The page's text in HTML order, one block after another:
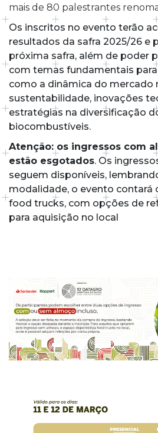
mais de 80 palestrantes
Os inscritos no evento terão
resultados da safra 2025/26 e
próxima safra, além de poder
com temas fundamentais
como a dinâmica do mercado
sustentabilidade, inovações
estratégias na diversificação
biocombustíveis.
Atenção: os ingressos com
estão esgotados. Os
seguem disponíveis,
modalidade, o evento contará
food trucks, com opções de
para aquisição no local